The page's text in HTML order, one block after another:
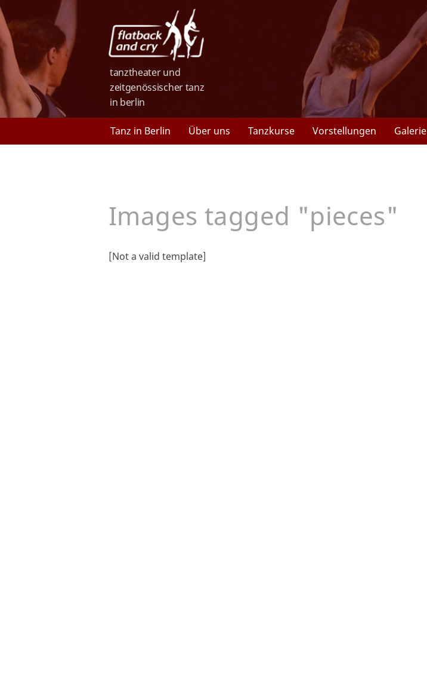
tanztheater und
zeitgenössischer tanz
in berlin
Tanz in Berlin Über uns Tanzkurse Vorstellungen Galerie
Images tagged "pieces"
[Not a valid template]